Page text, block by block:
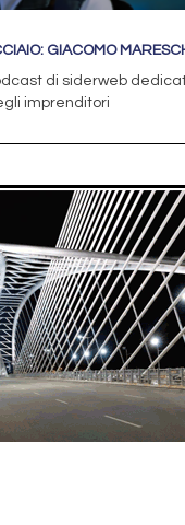
GIACOMO
di siderweb
imprenditori